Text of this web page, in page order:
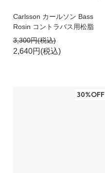
Carlsson カールソン Bass
Rosin コントラバス用松脂
3,300円(税込)
2,640円(税込)
30%OFF